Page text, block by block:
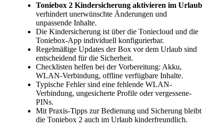
Toniebox 2 Kindersicherung aktivieren im Urlaub
verhindert unerwünschte Änderungen und
unpassende Inhalte.
Die Kindersicherung ist über die Toniecloud und die
Toniebox-App individuell konfigurierbar.
Regelmäßige Updates der Box vor dem Urlaub sind
entscheidend für die Sicherheit.
Checklisten helfen bei der Vorbereitung: Akku,
WLAN-Verbindung, offline verfügbare Inhalte.
Typische Fehler sind eine fehlende WLAN-
Verbindung, ungesicherte Profile oder vergessene-
PINs.
Mit Praxis-Tipps zur Bedienung und Sicherung bleibt
die Toniebox 2 auch im Urlaub kinderfreundlich.